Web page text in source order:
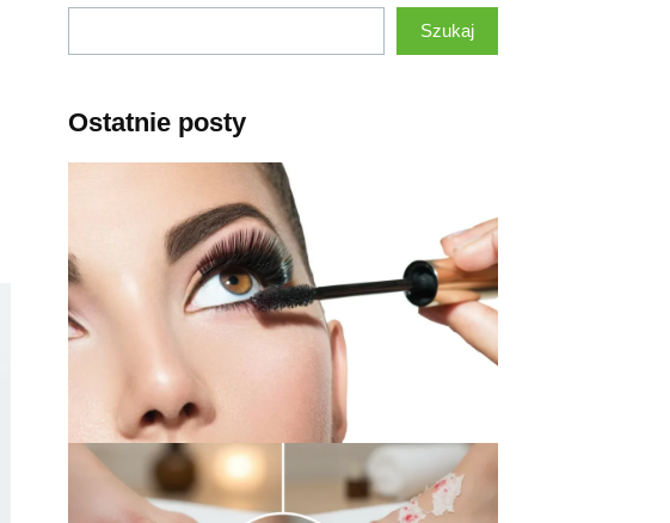
Szukaj
Ostatnie posty